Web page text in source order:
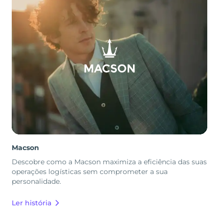
Macson
Descobre como a Macson maximiza a eficiência das suas
operações logísticas sem comprometer a sua
personalidade.
Ler história